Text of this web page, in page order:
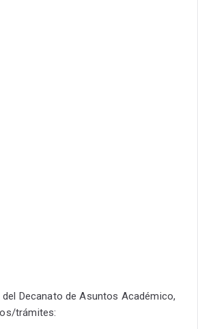
Decanato de Asuntos Académico,
trámites: